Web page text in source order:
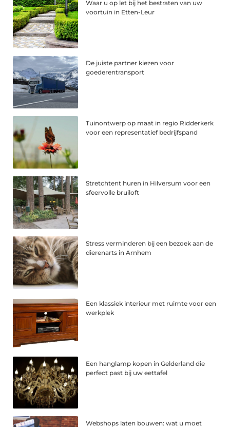
Waar u op let bij het bestraten van uw
voortuin in Etten-Leur
De juiste partner kiezen voor
goederentransport
Tuinontwerp op maat in regio Ridderkerk
voor een representatief bedrijfspand
Stretchtent huren in Hilversum voor een
sfeervolle bruiloft
Stress verminderen bij een bezoek aan de
dierenarts in Arnhem
Een klassiek interieur met ruimte voor een
werkplek
Een hanglamp kopen in Gelderland die
perfect past bij uw eettafel
Webshops laten bouwen: wat u moet